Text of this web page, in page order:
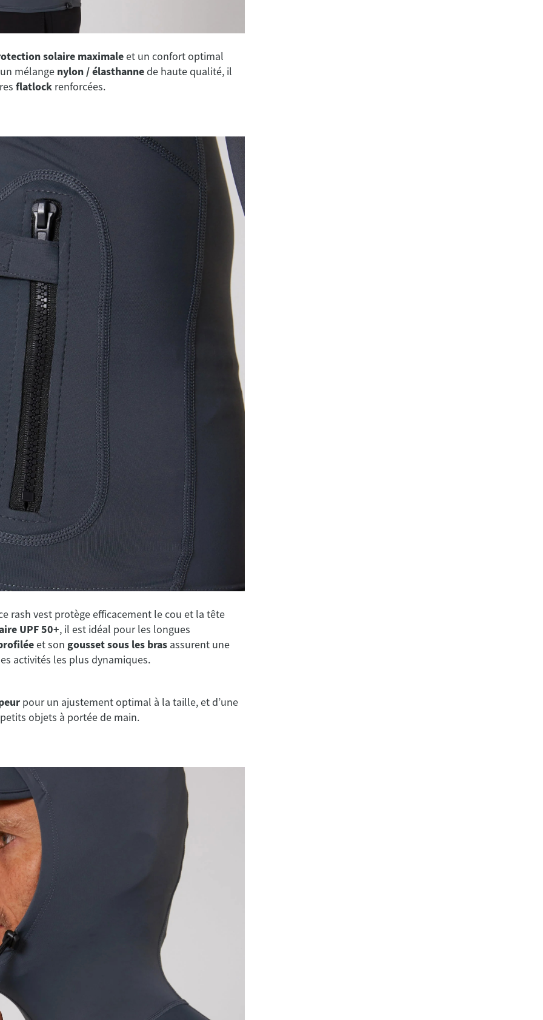
solaire maximaleet un confort optimal
mélange nylon / élasthannede haute qualité, il
flatlock renforcées.
rash vest protège efficacement le cou et la tête
UPF 50+, il est idéal pour les longues
et son gousset sous les bras assurent une
activités les plus dynamiques.
pour un ajustement optimal à la taille, et d’une
objets à portée de main.